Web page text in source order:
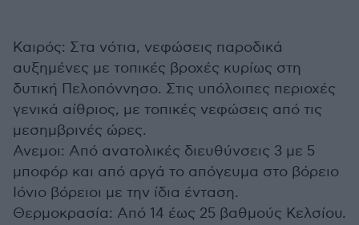
Καιρός: Στα νότια, νεφώσεις παροδικά
αυξημένες με τοπικές βροχές κυρίως στη
δυτική Πελοπόννησο. Στις υπόλοιπες περιοχές
γενικά αίθριος, με τοπικές νεφώσεις από τις
μεσημβρινές ώρες.
Ανεμοι: Από ανατολικές διευθύνσεις 3 με 5
μποφόρ και από αργά το απόγευμα στο βόρειο
Ιόνιο βόρειοι με την ίδια ένταση.
Θερμοκρασία: Από 14 έως 25 βαθμούς Κελσίου.